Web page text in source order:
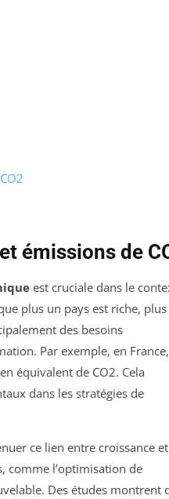
émissions de
est cruciale dans le
plus un pays est riche,
des besoins
Par exemple, en France,
équivalent de CO2. Cela
dans les stratégies de
ce lien entre croissance et
comme l’optimisation de
Des études montrent